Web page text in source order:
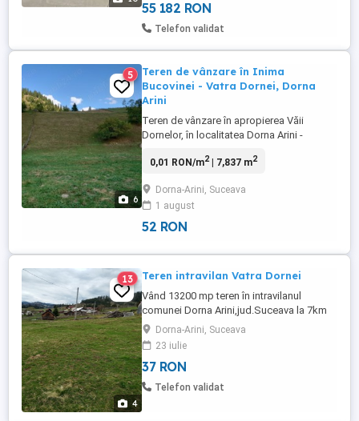
...
55 182 RON
Telefon validat
6
5
Teren de vânzare în Inima
Bucovinei - Vatra Dornei, Dorna
Arini
Teren de vânzare în apropierea Văii
Dornelor, în localitatea Dorna Arini -
stațiunea Vatra Dornei. Ideal pentru
mp. Preț: 10 euro mp, negociabil.
Proprietatea este alcătuită din două
parcele distincte, iar vânzarea ...
0,01 RON/m2| 7,837 m2
Dorna-Arini, Suceava
1 august
52 RON
4
13 Teren intravilan Vatra Dornei
Vând 13200 mp teren în intravilanul
comunei Dorna Arini,jud.Suceava la 7km
de mun.Vatra Dornei. Că și utilități:stâlp de
curent pe teren,izvor cu apă potabilă.
Pretabil construire pensiune turistică,
complex turistic, iazuri pentru peste. La
7km distanță,pârtie ski, telescaun,stațiune
Dorna-Arini, Suceava
23 iulie
37 RON
Telefon validat